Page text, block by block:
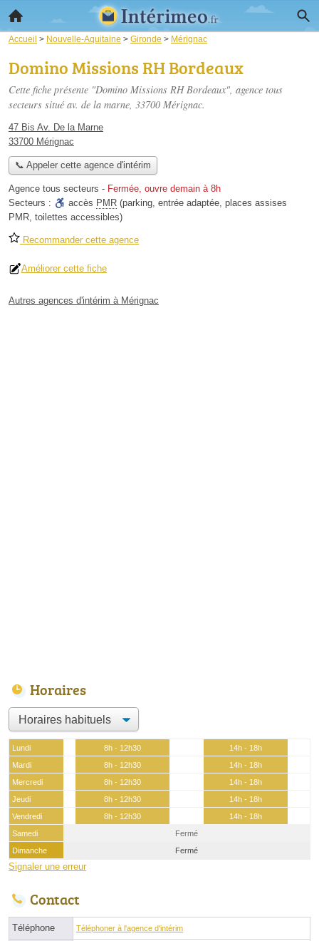
Accueil > Nouvelle-Aquitaine > Gironde > Mérignac
Domino Missions RH Bordeaux
Cette fiche présente "Domino Missions RH Bordeaux", agence tous
secteurs situé av. de la marne, 33700 Mérignac.
47 Bis Av. De la Marne
33700 Mérignac
📞 Appeler cette agence d'intérim
Agence tous secteurs - Fermée, ouvre demain à 8h
Secteurs :
accès PMR (parking, entrée adaptée, places assises
PMR, toilettes accessibles)
Recommander cette agence
Améliorer cette fiche
Autres agences d'intérim à Mérignac
Horaires
Lundi 8h - 12h30
14h - 18h
Mardi
8h - 12h30
14h - 18h
Mercredi
8h - 12h30
14h - 18h
Jeudi
8h - 12h30
14h - 18h
Vendredi
8h - 12h30
14h - 18h
Samedi
Fermé
Dimanche
Fermé
Signaler une erreur
Contact
Téléphone Téléphoner à l'agence d'intérim